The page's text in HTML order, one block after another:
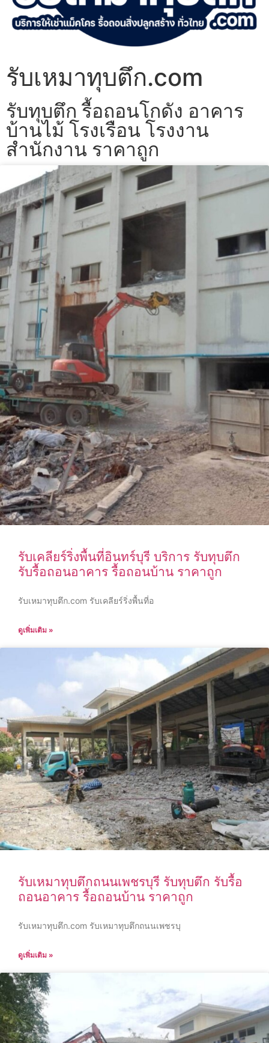
รับเหมาทุบตึก.com
รับทุบตึก รื้อถอนโกดัง อาคาร
บ้านไม้ โรงเรือน โรงงาน
สำนักงาน ราคาถูก
รับเคลียร์ริ่งพื้นที่อินทร์บุรี บริการ รับทุบตึก
รับรื้อถอนอาคาร รื้อถอนบ้าน ราคาถูก
รับเหมาทุบตึก.com รับเคลียร์ริ่งพื้นที่อ
ดูเพิ่มเติม »
รับเหมาทุบตึกถนนเพชรบุรี รับทุบตึก รับรื้อ
ถอนอาคาร รื้อถอนบ้าน ราคาถูก
รับเหมาทุบตึก.com รับเหมาทุบตึกถนนเพชรบุ
ดูเพิ่มเติม »